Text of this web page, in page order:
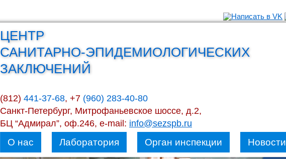
ЦЕНТР
САНИТАРНО-ЭПИДЕМИОЛОГИЧЕСКИХ
ЗАКЛЮЧЕНИЙ
(812) 441-37-68, +7 (960) 283-40-80
Санкт-Петербург, Митрофаньевское шоссе, д.2,
БЦ “Адмирал”, оф.246, e-mail: info@sezspb.ru
О нас Лаборатория Орган инспекции Новости